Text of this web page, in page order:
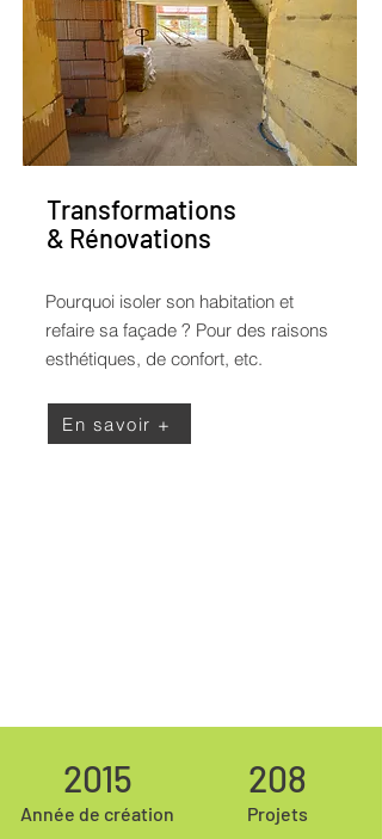
Transformations
& Rénovations
Pourquoi isoler son habitation et
refaire sa façade ? Pour des raisons
esthétiques, de confort, etc.
En savoir +
2015
Année de création
208
Projets